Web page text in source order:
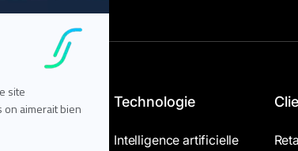
Technologie
Intelligence artificielle